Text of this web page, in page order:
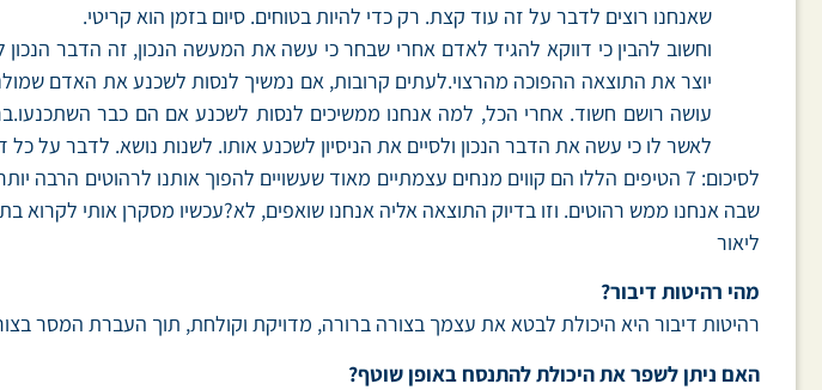
שאנחנו רוצים לדבר על זה עוד קצת. רק כדי להיות בטוחים. סיום בזמן הוא קריטי.
וחשוב להבין כי דווקא להגיד לאדם אחרי שבחר כי עשה את המעשה הנכון, זה הדבר
יוצר את התוצאה ההפוכה מהרצוי.לעתים קרובות, אם נמשיך לנסות לשכנע את האדם
עושה רושם חשוד. אחרי הכל, למה אנחנו ממשיכים לנסות לשכנע אם הם כבר
לאשר לו כי עשה את הדבר הנכון ולסיים את הניסיון לשכנע אותו. לשנות נושא. לדבר על
לסיכום: 7 הטיפים הללו הם קווים מנחים עצמתיים מאוד שעשויים להפוך אותנו לרהוטים
שבה אנחנו ממש רהוטים. וזו בדיוק התוצאה אליה אנחנו שואפים, לא?עכשיו מסקרן אותי
ליאור
מהי רהיטות דיבור?
רהיטות דיבור היא היכולת לבטא את עצמך בצורה ברורה, מדויקת וקולחת, תוך העברת המסר
האם ניתן לשפר את היכולת להתנסח באופן שוטף?